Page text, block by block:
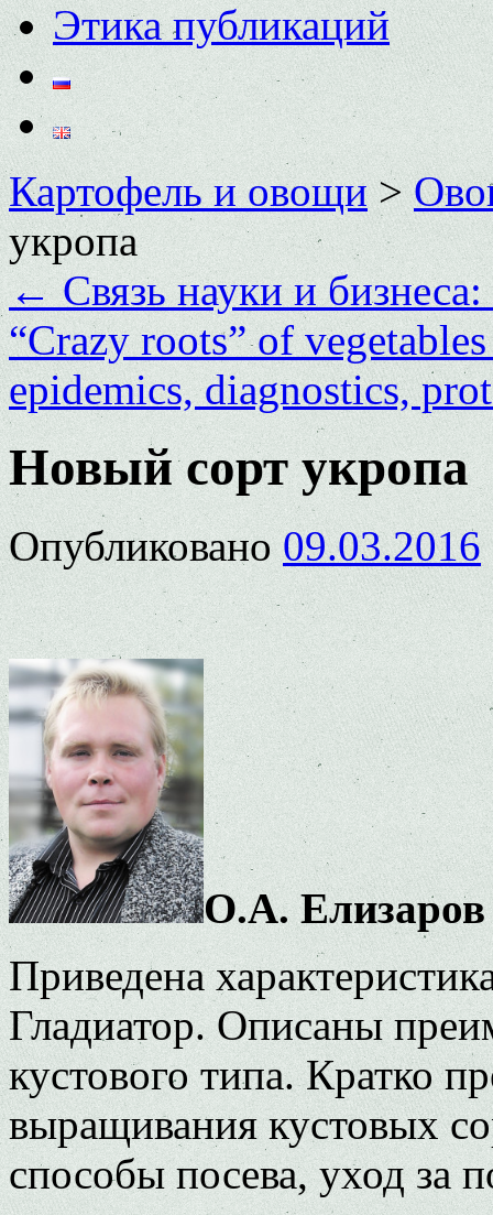
Этика публикаций
Картофель и овощи>
укропа
←Связь науки и
“Crazy roots” of
epidemics, diagnostics,
Новый сорт укропа
Опубликовано 09.03.2016
О.А. Елизаров
Приведена
Гладиатор. Описаны
кустового типа. Кратко
выращивания кустовых
способы посева, уход за